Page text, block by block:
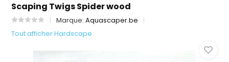
Scaping Twigs Spider wood
Marque:Aquascaper.be
Tout afficher Hardscape